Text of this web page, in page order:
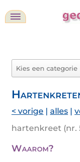
< vorige | alles |
hartenkreet (nr.
Waarom?